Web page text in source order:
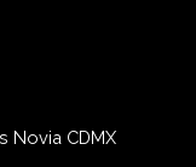
Novia CDMX